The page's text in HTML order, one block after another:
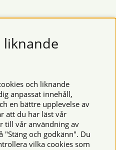
från oss? Fyll då i din e-
fältet nedan.
liknande
och liknande
anpassat innehåll,
en bättre upplevelse av
att du har läst vår
till vår användning av
"Stäng och godkänn". Du
vilka cookies som